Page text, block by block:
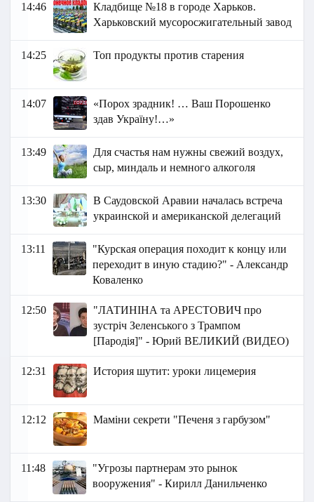
14:46
Кладбище №18 в городе Харьков.
Харьковский мусоросжигательный завод
14:25 Топ продукты против старения
14:07
«Порох зрадник! … Ваш Порошенко
здав Україну!…»
13:49
Для счастья нам нужны свежий воздух,
сыр, миндаль и немного алкоголя
13:30
В Саудовской Аравии началась встреча
украинской и американской делегаций
13:11
"Курская операция походит к концу или
переходит в иную стадию?" - Александр
Коваленко
12:50
"ЛАТИНІНА та АРЕСТОВИЧ про
зустріч Зеленського з Трампом
[Пародія]" - Юрий ВЕЛИКИЙ (ВИДЕО)
12:31 История шутит: уроки лицемерия
12:12 Маміни секрети "Печеня з гарбузом"
11:48
"Угрозы партнерам это рынок
вооружения" - Кирилл Данильченко